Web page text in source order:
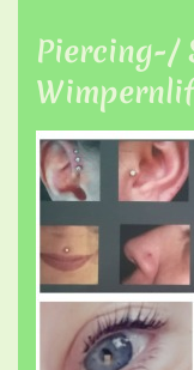
Piercing-/